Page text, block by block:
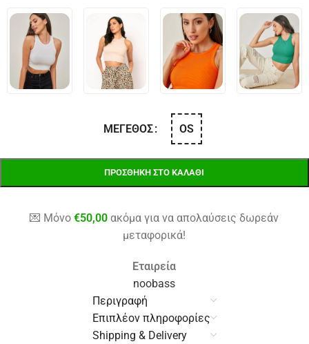
ΜΈΓΕΘΟΣ OS
ΠΡΟΣΘΉΚΗ ΣΤΟ ΚΑΛΆΘΙ
💌 Μόνο€50,00 ακόμα για να απολαύσεις δωρεάν
μεταφορικά!
Εταιρεία
noobass
Περιγραφή
Επιπλέον πληροφορίες
Shipping & Delivery